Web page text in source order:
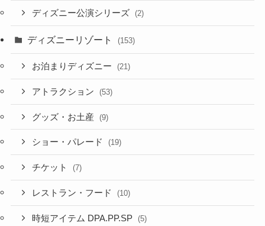
ディズニー公演シリーズ (2)
ディズニーリゾート (153)
お泊まりディズニー (21)
アトラクション (53)
グッズ・お土産 (9)
ショー・パレード (19)
チケット (7)
レストラン・フード (10)
時短アイテム DPA.PP.SP (5)